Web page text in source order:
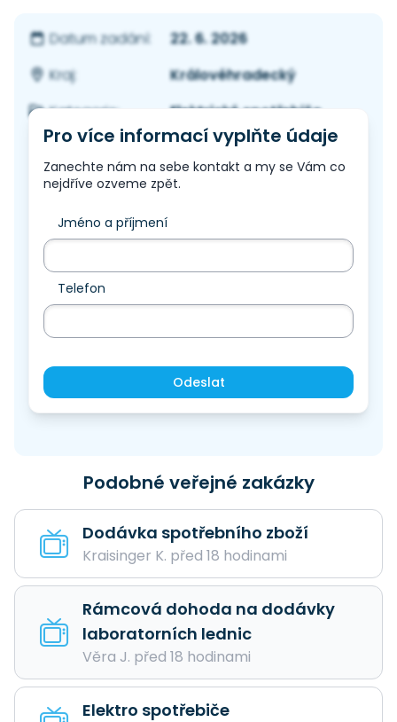
Datum zadání:
22. 6. 2026
Kraj:
Královéhradecký
Kategorie:
Elektrické spotřebiče
Pro více informací vyplňte údaje
Zanechte nám na sebe kontakt a my se Vám co
nejdříve ozveme zpět.
Jméno a příjmení
Telefon
Odeslat
Podobné veřejné zakázky
Dodávka spotřebního zboží
Kraisinger K. před 18 hodinami
Rámcová dohoda na dodávky
laboratorních lednic
Věra J. před 18 hodinami
Elektro spotřebiče